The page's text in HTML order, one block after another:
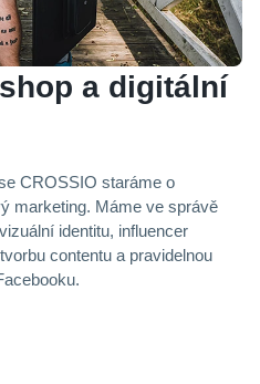
a digitální
CROSSIO staráme o
marketing. Máme ve správě
identitu, influencer
contentu a pravidelnou